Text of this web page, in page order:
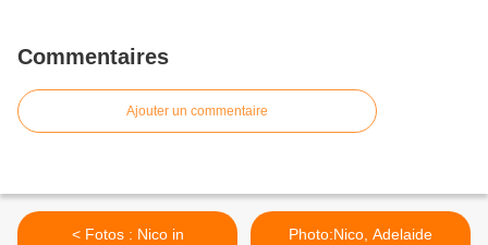
Commentaires
Ajouter un commentaire
< Fotos : Nico in
Photo:Nico, Adelaide